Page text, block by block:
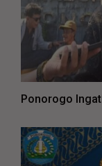
Ponorogo